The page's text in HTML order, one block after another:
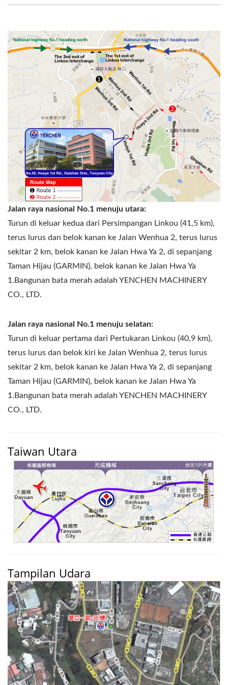
Jalan raya nasional No.1 menuju utara:
Turun di keluar kedua dari Persimpangan Linkou (41,5 km),
terus lurus dan belok kanan ke Jalan Wenhua 2, terus lurus
sekitar 2 km, belok kanan ke Jalan Hwa Ya 2, di sepanjang
Taman Hijau (GARMIN), belok kanan ke Jalan Hwa Ya
1.Bangunan bata merah adalah YENCHEN MACHINERY
CO., LTD.
Jalan raya nasional No.1 menuju selatan:
Turun di keluar pertama dari Pertukaran Linkou (40,9 km),
terus lurus dan belok kiri ke Jalan Wenhua 2, terus lurus
sekitar 2 km, belok kanan ke Jalan Hwa Ya 2, di sepanjang
Taman Hijau (GARMIN), belok kanan ke Jalan Hwa Ya
1.Bangunan bata merah adalah YENCHEN MACHINERY
CO., LTD.
Taiwan Utara
Tampilan Udara